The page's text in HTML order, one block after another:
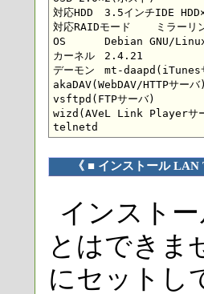
対応HDD 	3.5インチIDE HDD×1?2 (Big Drive対応)
対応RAIDモード 	ミラーリング(RAID 1)、スパンニング(JBOD)、シングル(RAIDなし)
OS 	Debian GNU/Linux SH(iohack版)ベース
カーネル 	2.4.21
デーモン 	mt-daapd(iTunesサーバ)
akaDAV(WebDAV/HTTPサーバ)
vsftpd(FTPサーバ)
wizd(AVeL Link Playerサ
《 ■ インストール LAN
インスト
とはできま
にセットし